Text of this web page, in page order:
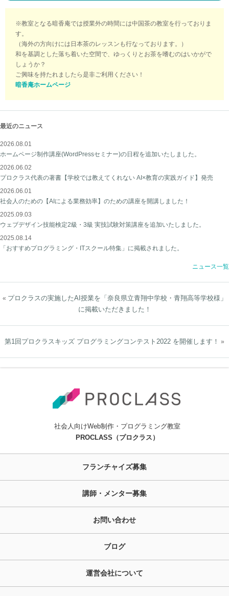
※教室となる暗香庵では授業外の時間には中国茶の教室を行っておりま
す。
（海外の方向けには日本茶のレッスンも行なっております。）
和を基調とした落ち着いた空間で、ゆっくりとお茶を嗜むのはいかがで
しょうか？
ご興味を持たれましたら是非ご利用ください！
暗香庵ホームページ
最近のニュース
2026.08.01
ホームページ制作講座(WordPressセミナー)の日程を追加いたしました。
2026.06.02
プロクラス代表の著書【学校では教えてくれない AI×教育の実践ガイド】発売
2026.06.01
社会人のための【AIによる業務効率】のための講座を開講しました！
2025.09.03
ウェブデザイン技能検定2級・3級 実技試験対策講座を追加いたしました。
2025.08.14
「おすすめプログラミング・ITスクール特集」に掲載されました。
ニュース一覧
« プロクラスの実施したAI授業を「奈良県立青翔中学校・青翔高等学校様」
に掲載いただきました！
第1回プロクラスキッズ プログラミングコンテスト2022 を開催します！ »
社会人向けWeb制作・プログラミング教室
PROCLASS（プロクラス）
フランチャイズ募集
講師・メンター募集
お問い合わせ
ブログ
運営会社について